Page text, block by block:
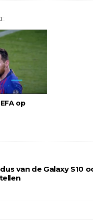
op
van de Galaxy S10